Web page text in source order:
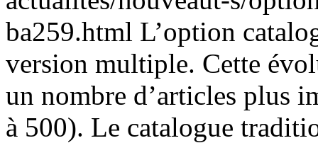
ba259.html L’option
version multiple. Cette
un nombre d’articles plus
à 500). Le catalogue